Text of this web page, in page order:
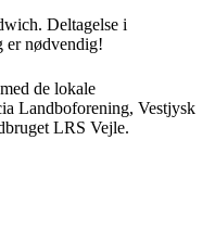
Deltagelse i
er nødvendig!
de lokale
Landboforening, Vestjysk
LRS Vejle.